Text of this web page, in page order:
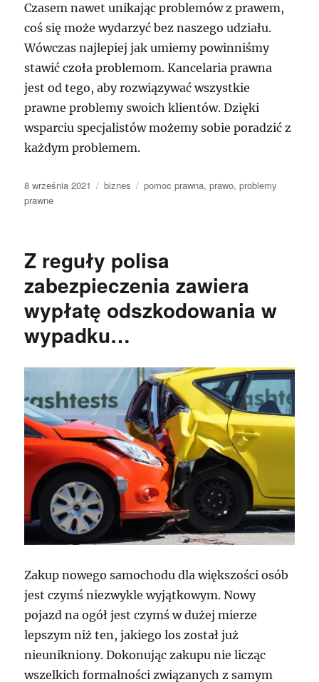
Czasem nawet unikając problemów z prawem,
coś się może wydarzyć bez naszego udziału.
Wówczas najlepiej jak umiemy powinniśmy
stawić czoła problemom. Kancelaria prawna
jest od tego, aby rozwiązywać wszystkie
prawne problemy swoich klientów. Dzięki
wsparciu specjalistów możemy sobie poradzić z
każdym problemem.
Data
publikacji
8 września 2021 Kategorie
biznes Tagi
pomoc prawna,prawo,problemy
prawne
Z reguły polisa
zabezpieczenia zawiera
wypłatę odszkodowania w
wypadku…
Zakup nowego samochodu dla większości osób
jest czymś niezwykle wyjątkowym. Nowy
pojazd na ogół jest czymś w dużej mierze
lepszym niż ten, jakiego los został już
nieunikniony. Dokonując zakupu nie licząc
wszelkich formalności związanych z samym